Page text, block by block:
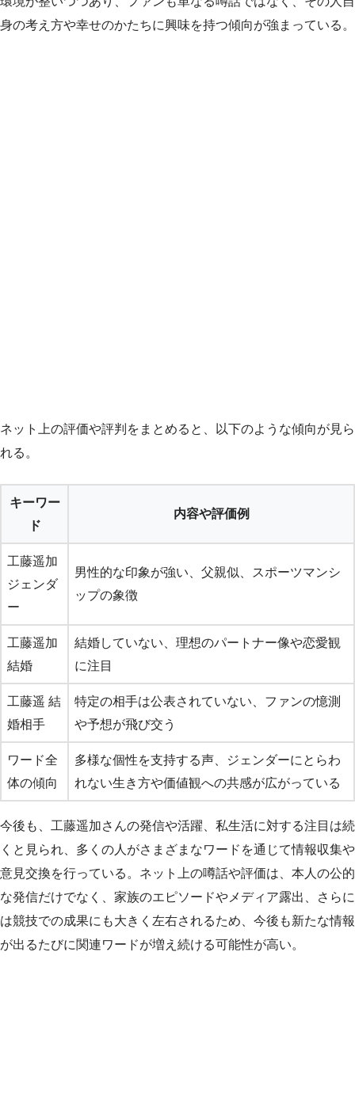
身の考え方や幸せのかたちに興味を持つ傾向が強まっている。
ネット上の評価や評判をまとめると、以下のような傾向が見ら
れる。
キーワー
ド
内容や評価例
工藤遥加
ジェンダ
ー
男性的な印象が強い、父親似、スポーツマンシ
ップの象徴
工藤遥加
結婚
結婚していない、理想のパートナー像や恋愛観
に注目
工藤遥 結
婚相手
特定の相手は公表されていない、ファンの憶測
や予想が飛び交う
ワード全
体の傾向
多様な個性を支持する声、ジェンダーにとらわ
れない生き方や価値観への共感が広がっている
今後も、工藤遥加さんの発信や活躍、私生活に対する注目は続
くと見られ、多くの人がさまざまなワードを通じて情報収集や
意見交換を行っている。ネット上の噂話や評価は、本人の公的
な発信だけでなく、家族のエピソードやメディア露出、さらに
は競技での成果にも大きく左右されるため、今後も新たな情報
が出るたびに関連ワードが増え続ける可能性が高い。